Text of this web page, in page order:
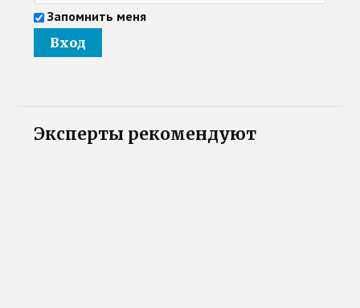
Запомнить меня
Эксперты рекомендуют